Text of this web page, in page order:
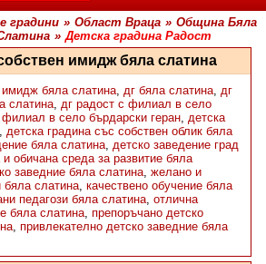
градини » Област Враца » Община Бяла
» Детска градина Радост
имидж бяла слатина
имидж бяла слатина, дг бяла слатина, дг
слатина, дг радост с филиал в село
филиал в село бърдарски геран, детска
детска градина със собствен облик бяла
бяла слатина, детско заведение град
обичана среда за развитие бяла
заведние бяла слатина, желано и
бяла слатина, качествено обучение бяла
педагози бяла слатина, отлична
бяла слатина, препоръчано детско
, привлекателно детско заведние бяла